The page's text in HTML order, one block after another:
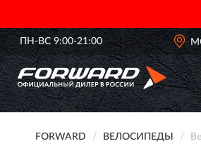
ПН-ВС 9:00-21:00 ОФИЦИАЛЬНЫЙ
FORWARD ВЕЛОСИПЕДЫ